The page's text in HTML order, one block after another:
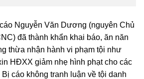
Nguyễn Văn Dương (nguyên Chủ
đã thành khẩn khai báo, ăn năn
thừa nhận hành vi phạm tội như
HĐXX giảm nhẹ hình phạt cho các
cáo không tranh luận về tội danh